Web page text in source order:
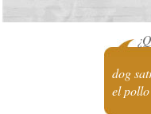
dog
el pollo